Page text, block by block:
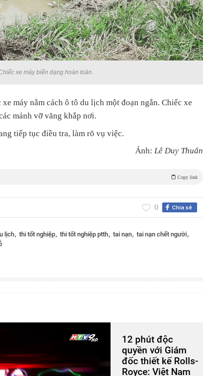
xe máy biến dạng hoàn toàn.
máy nằm cách ô tô du lịch một đoạn ngắn. Chiếc xe
mảnh vỡ văng khắp nơi.
tiếp tục điều tra, làm rõ vụ việc.
Ảnh: Lê Duy Thuấn
Copy link
Chia sẻ
0
lịch thi tốt nghiệp thi tốt nghiệp ptth tai nạn tai nạn chết người
12 phút độc
quyền với Giám
đốc thiết kế Rolls-
Royce: Việt Nam